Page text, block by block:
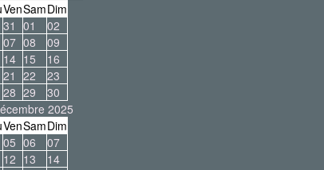
VenSamDim
31 01
02
07 08
09
14 15
16
21 22
23
28 29
30
2025
VenSamDim
05 06
07
12 13
14